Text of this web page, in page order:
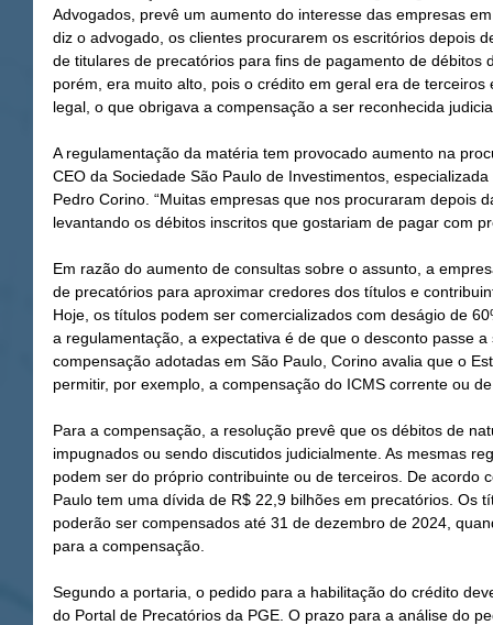
Advogados, prevê um aumento do interesse das empresas
diz o advogado, os clientes procurarem os escritórios depois
de titulares de precatórios para fins de pagamento de débitos
porém, era muito alto, pois o crédito em geral era de
legal, o que obrigava a compensação a ser reconhecida
A regulamentação da matéria tem provocado aumento na
CEO da Sociedade São Paulo de Investimentos,
Pedro Corino. “Muitas empresas que nos procuraram depois
levantando os débitos inscritos que gostariam de pagar com
Em razão do aumento de consultas sobre o assunto, a
de precatórios para aproximar credores dos títulos e
Hoje, os títulos podem ser comercializados com deságio de
a regulamentação, a expectativa é de que o desconto passe
compensação adotadas em São Paulo, Corino avalia que o
permitir, por exemplo, a compensação do ICMS corrente ou
Para a compensação, a resolução prevê que os débitos de
impugnados ou sendo discutidos judicialmente. As mesmas
podem ser do próprio contribuinte ou de terceiros. De acordo
Paulo tem uma dívida de R$ 22,9 bilhões em precatórios. Os
poderão ser compensados até 31 de dezembro de 2024,
para a compensação.
Segundo a portaria, o pedido para a habilitação do crédito
do Portal de Precatórios da PGE. O prazo para a análise do